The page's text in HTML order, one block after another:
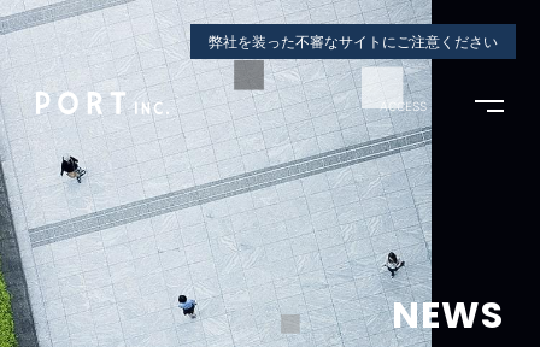
弊社を装った不審なサイトにご注意ください
ACCESS
NEWS